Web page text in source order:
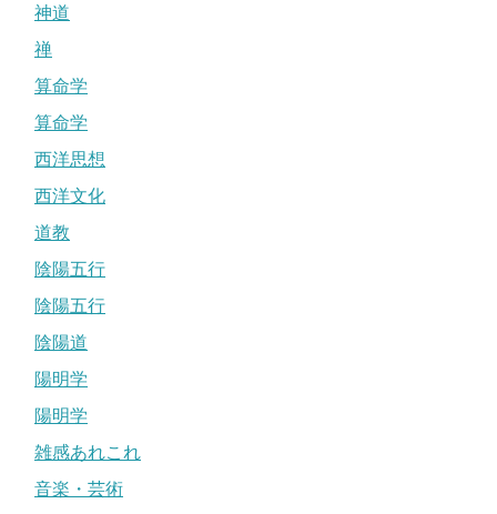
神道
禅
算命学
算命学
西洋思想
西洋文化
道教
陰陽五行
陰陽五行
陰陽道
陽明学
陽明学
雑感あれこれ
音楽・芸術